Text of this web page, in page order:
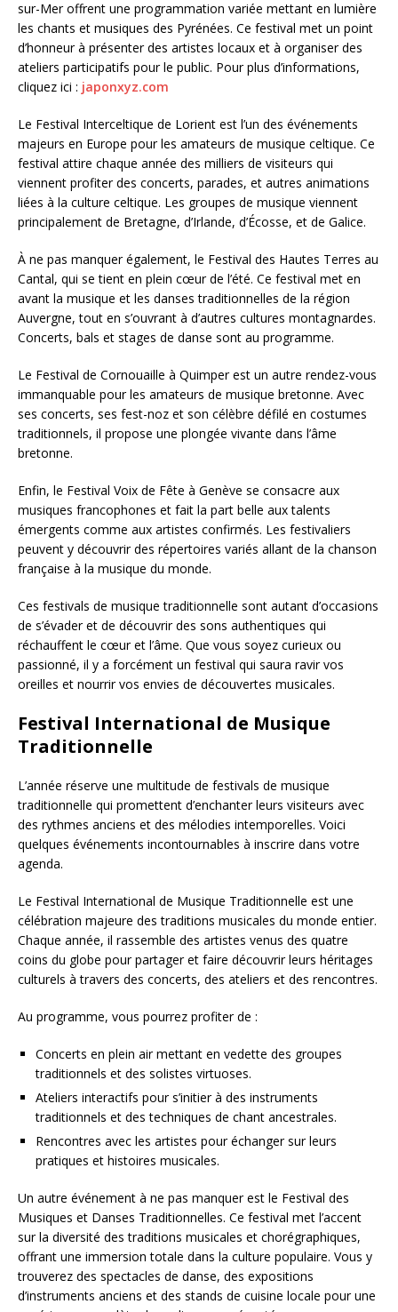
sur-Mer offrent une programmation variée mettant en lumière
les chants et musiques des Pyrénées. Ce festival met un point
d’honneur à présenter des artistes locaux et à organiser des
ateliers participatifs pour le public. Pour plus d’informations,
cliquez ici : japonxyz.com
Le Festival Interceltique de Lorient est l’un des événements
majeurs en Europe pour les amateurs de musique celtique. Ce
festival attire chaque année des milliers de visiteurs qui
viennent profiter des concerts, parades, et autres animations
liées à la culture celtique. Les groupes de musique viennent
principalement de Bretagne, d’Irlande, d’Écosse, et de Galice.
À ne pas manquer également, le Festival des Hautes Terres au
Cantal, qui se tient en plein cœur de l’été. Ce festival met en
avant la musique et les danses traditionnelles de la région
Auvergne, tout en s’ouvrant à d’autres cultures montagnardes.
Concerts, bals et stages de danse sont au programme.
Le Festival de Cornouaille à Quimper est un autre rendez-vous
immanquable pour les amateurs de musique bretonne. Avec
ses concerts, ses fest-noz et son célèbre défilé en costumes
traditionnels, il propose une plongée vivante dans l’âme
bretonne.
Enfin, le Festival Voix de Fête à Genève se consacre aux
musiques francophones et fait la part belle aux talents
émergents comme aux artistes confirmés. Les festivaliers
peuvent y découvrir des répertoires variés allant de la chanson
française à la musique du monde.
Ces festivals de musique traditionnelle sont autant d’occasions
de s’évader et de découvrir des sons authentiques qui
réchauffent le cœur et l’âme. Que vous soyez curieux ou
passionné, il y a forcément un festival qui saura ravir vos
oreilles et nourrir vos envies de découvertes musicales.
Festival International de Musique
Traditionnelle
L’année réserve une multitude de festivals de musique
traditionnelle qui promettent d’enchanter leurs visiteurs avec
des rythmes anciens et des mélodies intemporelles. Voici
quelques événements incontournables à inscrire dans votre
agenda.
Le Festival International de Musique Traditionnelle est une
célébration majeure des traditions musicales du monde entier.
Chaque année, il rassemble des artistes venus des quatre
coins du globe pour partager et faire découvrir leurs héritages
culturels à travers des concerts, des ateliers et des rencontres.
Au programme, vous pourrez profiter de :
Concerts en plein air mettant en vedette des groupes
traditionnels et des solistes virtuoses.
Ateliers interactifs pour s’initier à des instruments
traditionnels et des techniques de chant ancestrales.
Rencontres avec les artistes pour échanger sur leurs
pratiques et histoires musicales.
Un autre événement à ne pas manquer est le Festival des
Musiques et Danses Traditionnelles. Ce festival met l’accent
sur la diversité des traditions musicales et chorégraphiques,
offrant une immersion totale dans la culture populaire. Vous y
trouverez des spectacles de danse, des expositions
d’instruments anciens et des stands de cuisine locale pour une